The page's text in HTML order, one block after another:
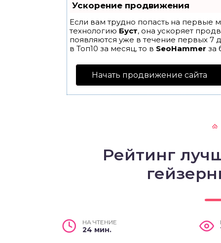
Ускорение продвижения
Если вам трудно попасть на первые
технологию Буст, она ускоряет
появляются уже в течение первых 7
в Топ10 за месяц, то в SeoHammer за
Начать продвижение сайта
Рейтинг
НА ЧТЕНИЕ
24 мин.